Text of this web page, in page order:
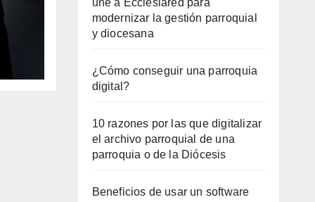
une a Ecclesiared para
modernizar la gestión parroquial
y diocesana
¿Cómo conseguir una parroquia
digital?
10 razones por las que digitalizar
el archivo parroquial de una
parroquia o de la Diócesis
Beneficios de usar un software